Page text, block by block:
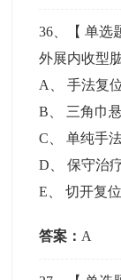
36 、【单选
外展内收型
A
、手法复
B
三角巾
C 、单纯手
D 、保守治
E 、切开复位
答案： A